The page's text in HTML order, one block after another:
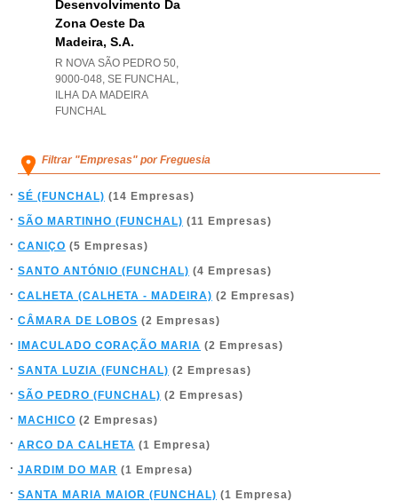
Desenvolvimento Da
Zona Oeste Da
Madeira, S.a.
R NOVA SÃO PEDRO 50,
9000-048, SE FUNCHAL,
ILHA DA MADEIRA
FUNCHAL
Filtrar "Empresas" por Freguesia
SÉ (FUNCHAL) (14 Empresas)
SÃO MARTINHO (FUNCHAL) (11 Empresas)
CANIÇO (5 Empresas)
SANTO ANTÓNIO (FUNCHAL) (4 Empresas)
CALHETA (CALHETA - MADEIRA) (2 Empresas)
CÂMARA DE LOBOS (2 Empresas)
IMACULADO CORAÇÃO MARIA (2 Empresas)
SANTA LUZIA (FUNCHAL) (2 Empresas)
SÃO PEDRO (FUNCHAL) (2 Empresas)
MACHICO (2 Empresas)
ARCO DA CALHETA (1 Empresa)
JARDIM DO MAR (1 Empresa)
SANTA MARIA MAIOR (FUNCHAL) (1 Empresa)